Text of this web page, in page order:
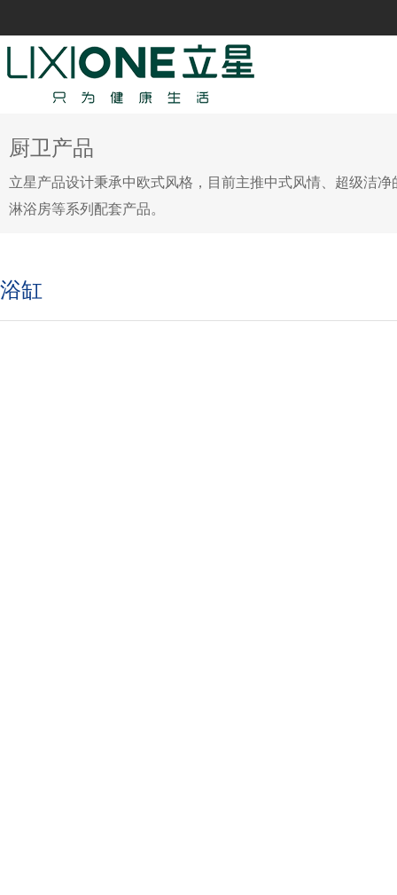
厨卫产品
立星产品设计秉承中欧式风格，目前主推中式风情、超级洁
淋浴房等系列配套产品。
浴缸